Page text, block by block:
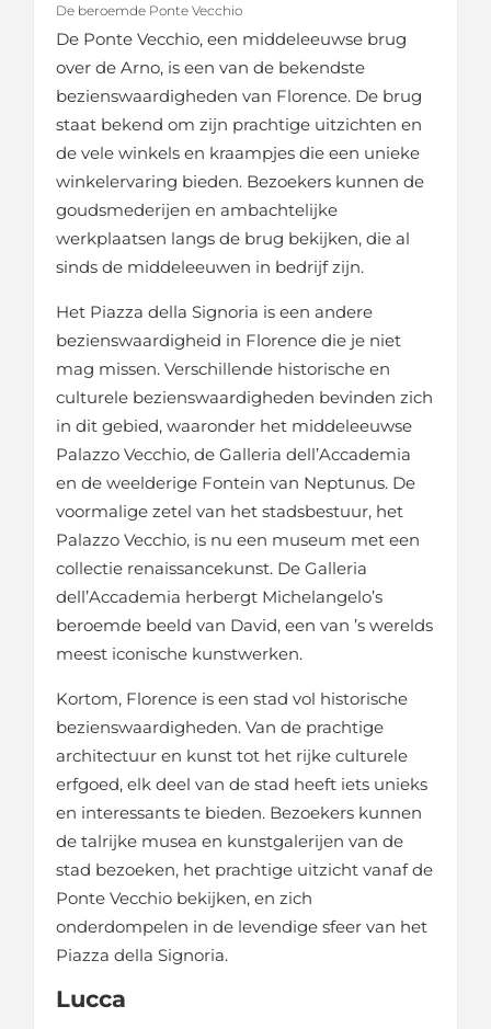
De beroemde Ponte Vecchio
De Ponte Vecchio, een middeleeuwse brug
over de Arno, is een van de bekendste
bezienswaardigheden van Florence. De brug
staat bekend om zijn prachtige uitzichten en
de vele winkels en kraampjes die een unieke
winkelervaring bieden. Bezoekers kunnen de
goudsmederijen en ambachtelijke
werkplaatsen langs de brug bekijken, die al
sinds de middeleeuwen in bedrijf zijn.
Het Piazza della Signoria is een andere
bezienswaardigheid in Florence die je niet
mag missen. Verschillende historische en
culturele bezienswaardigheden bevinden zich
in dit gebied, waaronder het middeleeuwse
Palazzo Vecchio, de Galleria dell’Accademia
en de weelderige Fontein van Neptunus. De
voormalige zetel van het stadsbestuur, het
Palazzo Vecchio, is nu een museum met een
collectie renaissancekunst. De Galleria
dell’Accademia herbergt Michelangelo’s
beroemde beeld van David, een van ’s werelds
meest iconische kunstwerken.
Kortom, Florence is een stad vol historische
bezienswaardigheden. Van de prachtige
architectuur en kunst tot het rijke culturele
erfgoed, elk deel van de stad heeft iets unieks
en interessants te bieden. Bezoekers kunnen
de talrijke musea en kunstgalerijen van de
stad bezoeken, het prachtige uitzicht vanaf de
Ponte Vecchio bekijken, en zich
onderdompelen in de levendige sfeer van het
Piazza della Signoria.
Lucca